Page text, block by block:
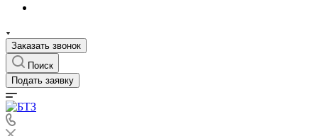
Заказать звонок
Поиск
Подать заявку